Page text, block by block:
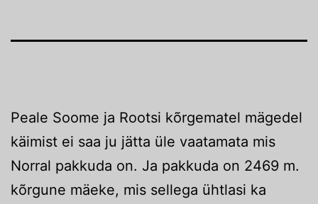
Peale Soome ja Rootsi kõrgematel mägedel
käimist ei saa ju jätta üle vaatamata mis
Norral pakkuda on. Ja pakkuda on 2469 m.
kõrgune mäeke, mis sellega ühtlasi ka